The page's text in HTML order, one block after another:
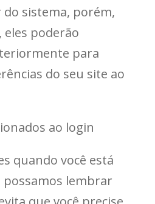
do sistema, porém,
eles poderão
para
do seu site ao
ao login
quando você está
possamos lembrar